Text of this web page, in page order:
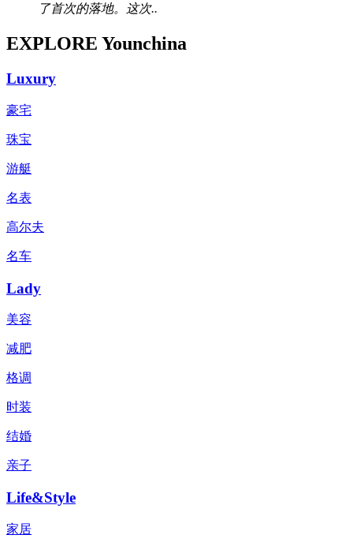
了首次的落地。这次..
EXPLORE Younchina
Luxury
豪宅
珠宝
游艇
名表
高尔夫
名车
Lady
美容
减肥
格调
时装
结婚
亲子
Life&Style
家居